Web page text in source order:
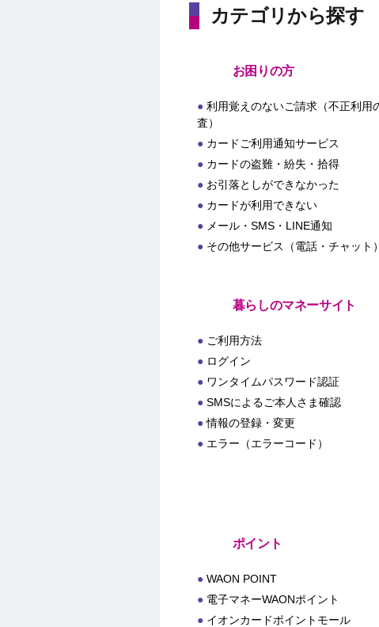
カテゴリから探す
お困りの方
利用覚えのないご請求（不正利用
査）
カードご利用通知サービス
カードの盗難・紛失・拾得
お引落としができなかった
カードが利用できない
メール・SMS・LINE通知
その他サービス（電話・チャット）
暮らしのマネーサイト
ご利用方法
ログイン
ワンタイムパスワード認証
SMSによるご本人さま確認
情報の登録・変更
エラー（エラーコード）
ポイント
WAON POINT
電子マネーWAONポイント
イオンカードポイントモール